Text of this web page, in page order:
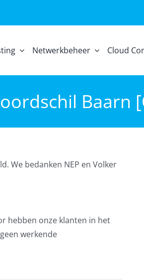
Netwerkbeheer Cloud
Baarn
We bedanken NEP en Volker
hebben onze klanten in het
werkende